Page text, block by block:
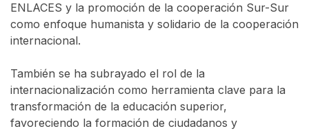
ENLACES y la promoción de la cooperación Sur-Sur
como enfoque humanista y solidario de la cooperación
internacional.
También se ha subrayado el rol de la
internacionalización como herramienta clave para la
transformación de la educación superior,
favoreciendo la formación de ciudadanos y